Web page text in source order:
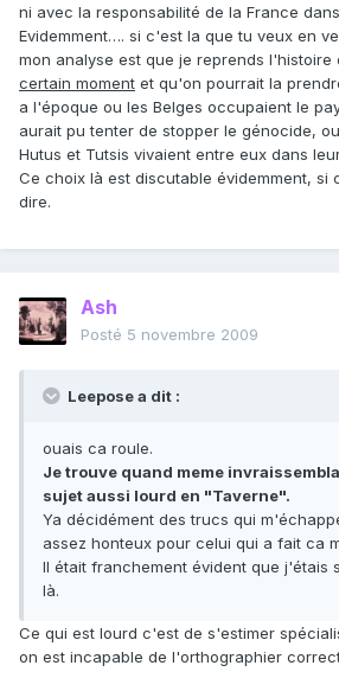
ni avec la responsabilité de la France
Evidemment…. si c'est la que tu veux en
mon analyse est que je reprends l'histoire
certain moment et qu'on pourrait la
a l'époque ou les Belges occupaient le
aurait pu tenter de stopper le génocide,
Hutus et Tutsis vivaient entre eux dans
Ce choix là est discutable évidemment, si
dire.
Ash
Posté 5 novembre 2009
Leepose a dit :
ouais ca roule.
Je trouve quand meme
sujet aussi lourd en "Taverne".
Ya décidément des trucs qui
assez honteux pour celui qui a fait ca
Il était franchement évident que j'étais
là.
Ce qui est lourd c'est de s'estimer
on est incapable de l'orthographier